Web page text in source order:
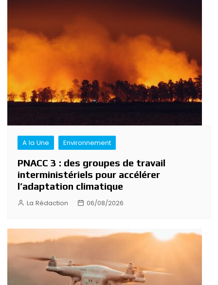
de
l’article
A la Une Environnement
PNACC 3 : des groupes de travail
interministériels pour accélérer
l’adaptation climatique
La Rédaction 06/08/2026